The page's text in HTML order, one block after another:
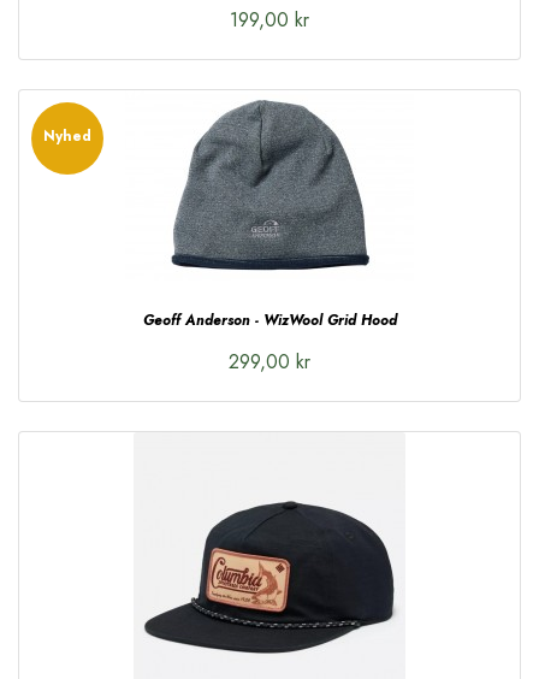
199,00 kr
Nyhed
Geoff Anderson - WizWool Grid Hood
299,00 kr